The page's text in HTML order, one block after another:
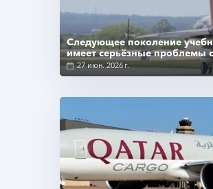
Следующее поколение
имеет серьёзные проблемы
27 июн. 2026 г.